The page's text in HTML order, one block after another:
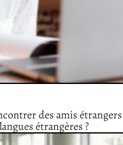
des amis
étrangères ?